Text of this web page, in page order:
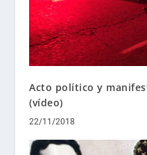
Acto político y
(vídeo)
22/11/2018